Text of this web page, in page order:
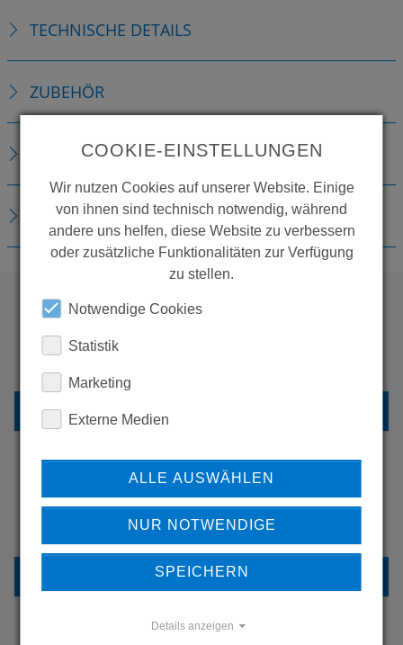
TECHNISCHE DETAILS
ZUBEHÖR
ERSATZTEILE
DOWNLOADS
ZURÜCK ZUR ÜBERSICHT
ERFAHREN SIE MEHR ÜBER
UNSERE REFERENZEN
REFERENZEN
COOKIE-EINSTELLUNGEN
Wir nutzen Cookies auf unserer Website. Einige
von ihnen sind technisch notwendig, während
andere uns helfen, diese Website zu verbessern
oder zusätzliche Funktionalitäten zur Verfügung
zu stellen.
Notwendige Cookies
Statistik
Marketing
Externe Medien
ALLE AUSWÄHLEN
NUR NOTWENDIGE
SPEICHERN
Details anzeigen